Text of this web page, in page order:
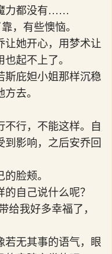
力都没有……
，有些懊恼。
让她开心，用梦术让
起不上了。
庇妲小姐那样沉稳
去。
不行，不能这样。自
到影响，之后安乔回
脸颊。
自己说什么呢？
给我好多幸福了，
无其事的语气，眼